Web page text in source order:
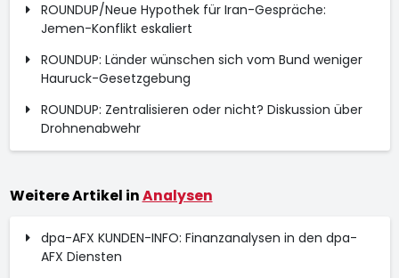
ROUNDUP/Neue Hypothek für Iran-Gespräche:
Jemen-Konflikt eskaliert
ROUNDUP: Länder wünschen sich vom Bund weniger
Hauruck-Gesetzgebung
ROUNDUP: Zentralisieren oder nicht? Diskussion über
Drohnenabwehr
Weitere Artikel inAnalysen
dpa-AFX KUNDEN-INFO: Finanzanalysen in den dpa-
AFX Diensten